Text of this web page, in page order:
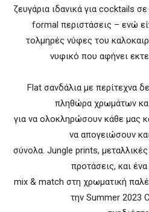
ζευγάρια ιδανικά για cocktails
formal περιστάσεις – ενώ
τολμηρές νύφες του
νυφικό που αφήνει
Flat σανδάλια με περίτεχνα
πληθώρα χρωμάτων
για να ολοκληρώσουν κάθε μας
να απογειώσουν
σύνολα. Jungle prints,
προτάσεις, και
mix & match στη χρωματική
την Summer 2023